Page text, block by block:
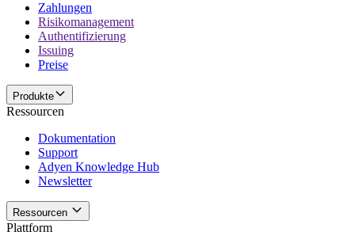
Zahlungen
Risikomanagement
Authentifizierung
Issuing
Preise
Produkte
Ressourcen
Dokumentation
Support
Adyen Knowledge Hub
Newsletter
Ressourcen
Plattform